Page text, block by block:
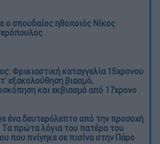
ο σπουδαίος ηθοποιός Νίκος
Φρικιαστική καταγγελία 15χρονου
εξακολούθηση βιασμό,
και εκβιασμό από 17χρονο
ένα δευτερόλεπτο από την προσοχή
Τα πρώτα λόγια του πατέρα του
που πνίγηκε σε πισίνα στην Πάρο